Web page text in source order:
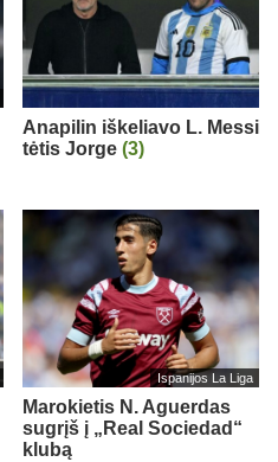
Anapilin iškeliavo L. Messi
tėtis Jorge (3)
Ispanijos La Liga
Marokietis N. Aguerdas
sugrįš į „Real Sociedad“
klubą